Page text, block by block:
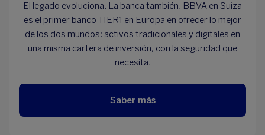
El legado evoluciona. La banca también. BBVA en Suiza
es el primer banco TIER1 en Europa en ofrecer lo mejor
de los dos mundos: activos tradicionales y digitales en
una misma cartera de inversión, con la seguridad que
necesita.
Saber más